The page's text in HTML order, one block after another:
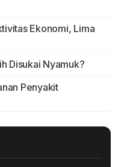
Ekonomi, Lima
Disukai Nyamuk?
Penyakit